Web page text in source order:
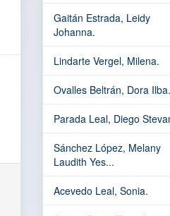
Gaitán Estrada, Leidy
Johanna.
Lindarte Vergel, Milena.
Ovalles Beltrán, Dora Ilba.
Parada Leal, Diego
Sánchez López, Melany
Laudith Yes...
Acevedo Leal, Sonia.